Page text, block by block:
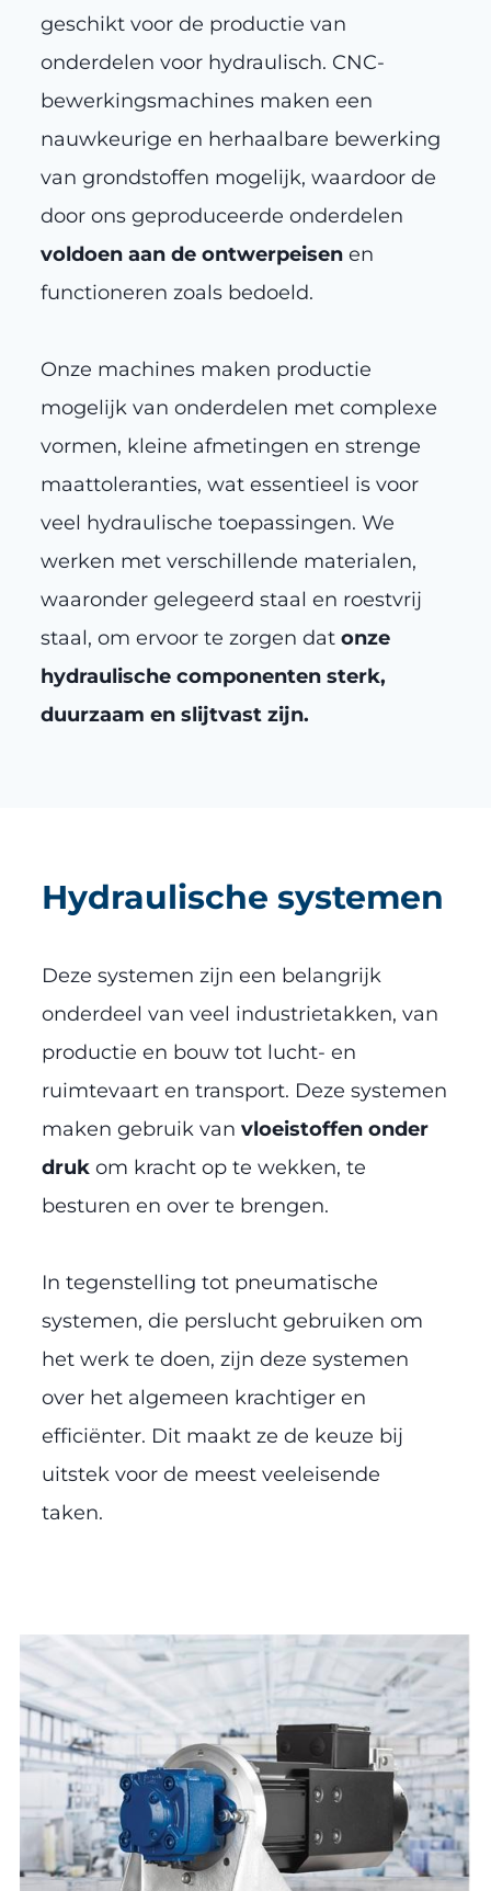
geschikt voor de productie van
onderdelen voor hydraulisch. CNC-
bewerkingsmachines maken een
nauwkeurige en herhaalbare bewerking
van grondstoffen mogelijk, waardoor de
door ons geproduceerde onderdelen
voldoen aan de ontwerpeisen en
functioneren zoals bedoeld.
Onze machines maken productie
mogelijk van onderdelen met complexe
vormen, kleine afmetingen en strenge
maattoleranties, wat essentieel is voor
veel hydraulische toepassingen. We
werken met verschillende materialen,
waaronder gelegeerd staal en roestvrij
staal, om ervoor te zorgen dat onze
hydraulische componenten sterk,
duurzaam en slijtvast zijn.
Hydraulische systemen
Deze systemen zijn een belangrijk
onderdeel van veel industrietakken, van
productie en bouw tot lucht- en
ruimtevaart en transport. Deze systemen
maken gebruik van vloeistoffen onder
druk om kracht op te wekken, te
besturen en over te brengen.
In tegenstelling tot pneumatische
systemen, die perslucht gebruiken om
het werk te doen, zijn deze systemen
over het algemeen krachtiger en
efficiënter. Dit maakt ze de keuze bij
uitstek voor de meest veeleisende
taken.